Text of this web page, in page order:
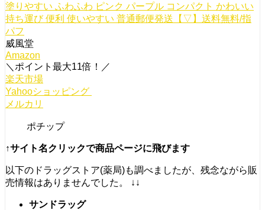
塗りやすい ふわふわ ピンク パープル コンパクト かわいい
持ち運び 便利 使いやすい 普通郵便発送【▽】送料無料/指
パフ
威風堂
Amazon
＼ポイント最大11倍！／
楽天市場
Yahooショッピング
メルカリ
ポチップ
↑サイト名クリックで商品ページに飛びます
以下のドラッグストア(薬局)も調べましたが、残念ながら販
売情報はありませんでした。 ↓↓
サンドラッグ